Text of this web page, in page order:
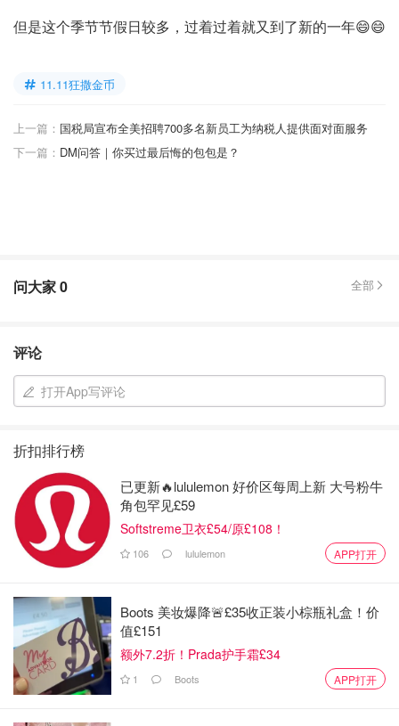
但是这个季节节假日较多，过着过着就又到了新的一年😄😄
11.11狂撒金币
上一篇： 国税局宣布全美招聘700多名新员工为纳税人提供面对面服务
下一篇： DM问答｜你买过最后悔的包包是？
问大家0 全部
评论
打开App写评论
折扣排行榜
已更新🔥lululemon 好价区每周上新 大号粉牛
角包罕见£59
Softstreme卫衣£54/原£108！
106 lululemon APP打开
Boots 美妆爆降🚨£35收正装小棕瓶礼盒！价
值£151
额外7.2折！Prada护手霜£34
1 Boots APP打开